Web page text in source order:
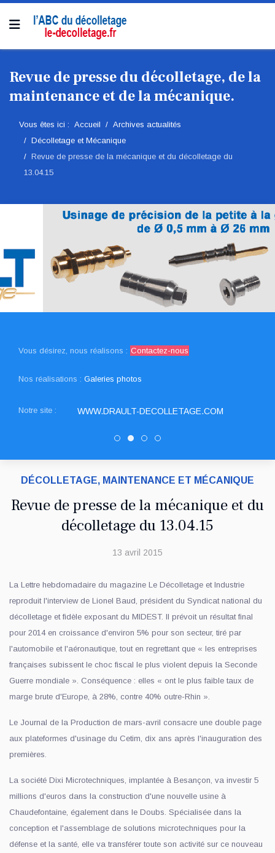
Revue de presse du décolletage, de la
maintenance et de la mécanique.
Vous êtes ici : Accueil
Archives actualités
Décolletage et Mécanique
Revue de presse de la mécanique et du décolletage du
13.04.15
Vous désirez, nous réalisons : Contactez-nous
Nos réalisations : Galeries photos
Notre site : WWW.DRAULT-DECOLLETAGE.COM
SNED DECOLLETAGE
DRAULT DECOLLETAGE
Decolletage.xyz
DÉCOLLETAGE, MAINTENANCE ET MÉCANIQUE
Revue de presse de la mécanique et du
décolletage du 13.04.15
13 avril 2015
La Lettre hebdomadaire du magazine Le Décolletage et Industrie
reproduit l'interview de Lionel Baud, président du Syndicat national du
décolletage et fidèle exposant du MIDEST. Il prévoit un résultat final
pour 2014 en croissance d'environ 5% pour son secteur, tiré par
l'automobile et l'aéronautique, tout en regrettant que « les entreprises
françaises subissent le choc fiscal le plus violent depuis la Seconde
Guerre mondiale ». Conséquence : elles « ont le plus faible taux de
marge brute d'Europe, à 28%, contre 40% outre-Rhin ».
Le Journal de la Production de mars-avril consacre une double page
aux plateformes d'usinage du Cetim, dix ans après l'inauguration des
premières.
La société Dixi Microtechniques, implantée à Besançon, va investir 5
millions d'euros dans la construction d'une nouvelle usine à
Chaudefontaine, également dans le Doubs. Spécialisée dans la
conception et l'assemblage de solutions microtechniques pour la
défense et la santé, elle va transférer toute son activité sur ce nouveau